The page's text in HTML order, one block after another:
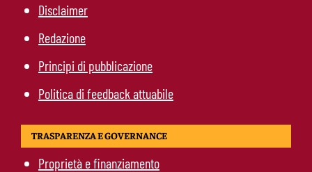
Disclaimer
Redazione
Principi di pubblicazione
Politica di feedback attuabile
TRASPARENZA E GOVERNANCE
Proprietà e finanziamento